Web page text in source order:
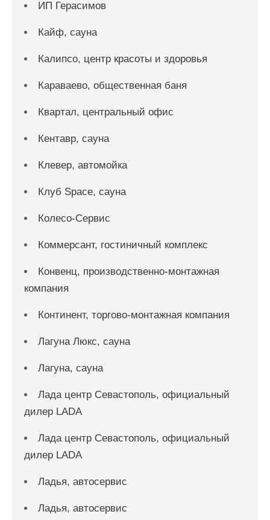
ИП Герасимов
Кайф, сауна
Калипсо, центр красоты и здоровья
Караваево, общественная баня
Квартал, центральный офис
Кентавр, сауна
Клевер, автомойка
Клуб Space, сауна
Колесо-Сервис
Коммерсант, гостиничный комплекс
Конвенц, производственно-монтажная
компания
Континент, торгово-монтажная компания
Лагуна Люкс, сауна
Лагуна, сауна
Лада центр Севастополь, официальный
дилер LADA
Лада центр Севастополь, официальный
дилер LADA
Ладья, автосервис
Ладья, автосервис